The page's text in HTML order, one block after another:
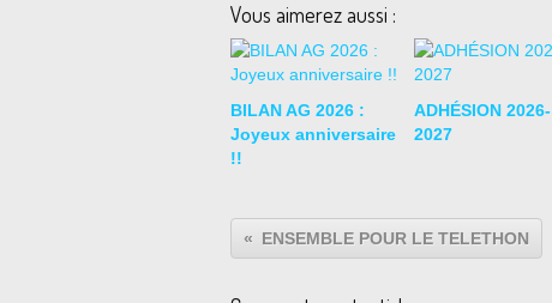
Vous aimerez aussi :
BILAN AG 2026 :
Joyeux anniversaire
!!
ADHÉSION 2026-
2027
ENSEMBLE POUR LE TELETHON